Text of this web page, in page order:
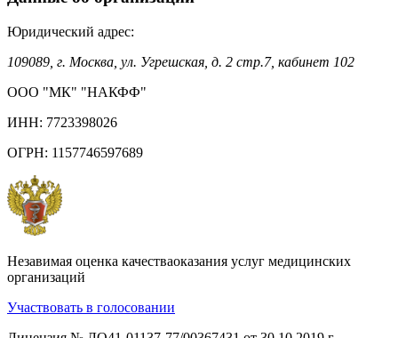
Юридический адрес:
109089, г. Москва, ул. Угрешская, д. 2 стр.7, кабинет 102
ООО "МК" "НАКФФ"
ИНН: 7723398026
ОГРН: 1157746597689
Незавимая оценка качестваоказания услуг медицинских
организаций
Участвовать в голосовании